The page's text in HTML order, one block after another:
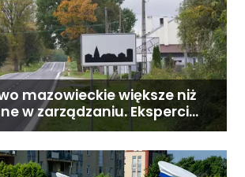
mazowieckie większe niż
w zarządzaniu. Eksperci
centralnej Polski